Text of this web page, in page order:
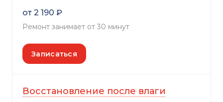
от 2 190 ₽
Ремонт занимает от 30 минут
Записаться
Восстановление после влаги